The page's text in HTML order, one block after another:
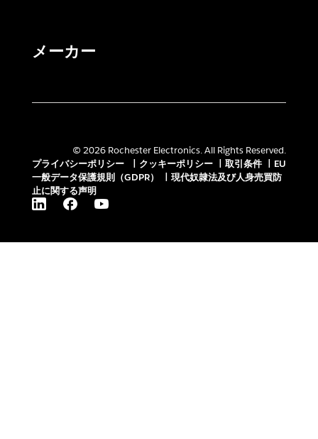
メーカー
© 2026 Rochester Electronics. All Rights Reserved.
プライバシーポリシー
クッキーポリシー 取引条件
EU
一般データ保護規則（GDPR）
現代奴隷法及び人身売買防
止に関する声明